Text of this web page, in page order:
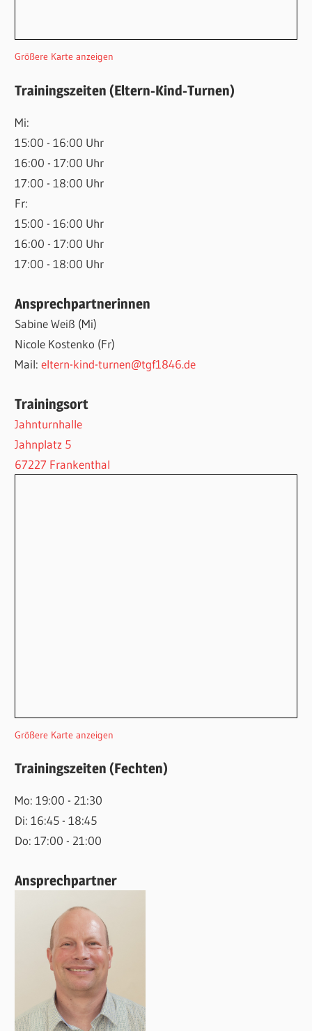
Größere Karte anzeigen
Trainingszeiten (Eltern-Kind-Turnen)
Mi:
15:00 - 16:00 Uhr
16:00 - 17:00 Uhr
17:00 - 18:00 Uhr
Fr:
15:00 - 16:00 Uhr
16:00 - 17:00 Uhr
17:00 - 18:00 Uhr
Ansprechpartnerinnen
Sabine Weiß (Mi)
Nicole Kostenko (Fr)
Mail:eltern-kind-turnen@tgf1846.de
Trainingsort
Jahnturnhalle
Jahnplatz 5
67227 Frankenthal
Größere Karte anzeigen
Trainingszeiten (Fechten)
Mo: 19:00 - 21:30
Di: 16:45 - 18:45
Do: 17:00 - 21:00
Ansprechpartner